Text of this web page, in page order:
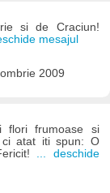
si de Craciun!
mesajul
2009
flori frumoase si
ci atat iti spun: O
... deschide